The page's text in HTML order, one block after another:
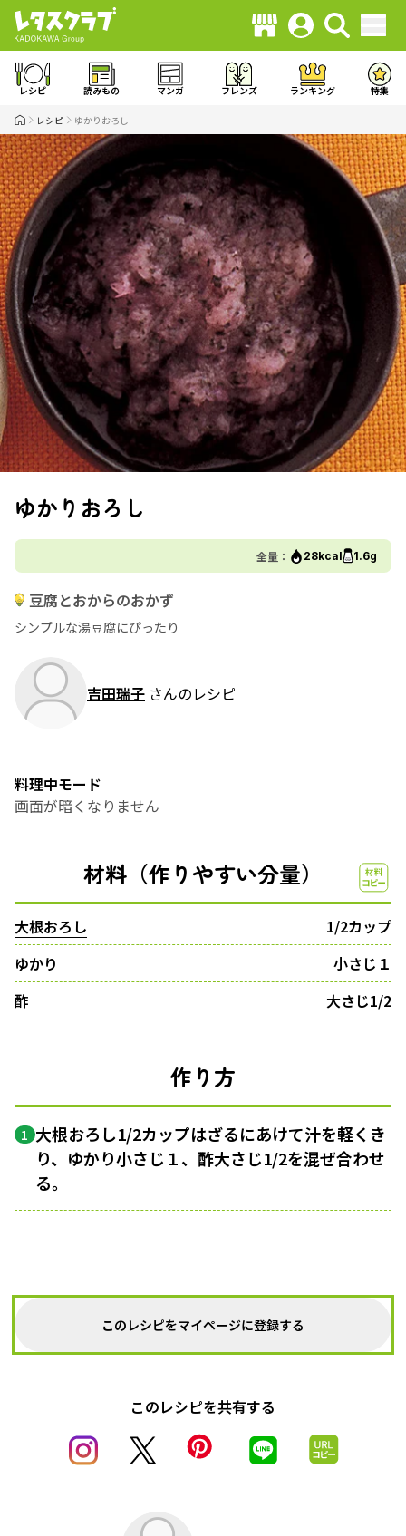
レシピ 読みもの マンガ フレンズ ランキング 特集
レシピ ゆかりおろし
ゆかりおろし
全量： 28kcal 1.6g
豆腐とおからのおかず
シンプルな湯豆腐にぴったり
吉田瑞子 さんのレシピ
料理中モード
画面が暗くなりません
材料（作りやすい分量）
大根おろし
1/2カップ
ゆかり
小さじ１
酢
大さじ1/2
作り方
1 大根おろし1/2カップはざるにあけて汁を軽くき
り、ゆかり小さじ１、酢大さじ1/2を混ぜ合わせ
る。
このレシピをマイページに登録する
このレシピを共有する